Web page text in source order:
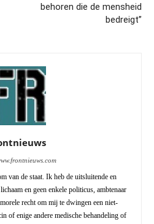
behoren die de mensheid
bedreigt”
van de staat. Ik heb de uitsluitende en
en geen enkele politicus, ambtenaar
recht om mij te dwingen een niet-
of enige andere medische behandeling of